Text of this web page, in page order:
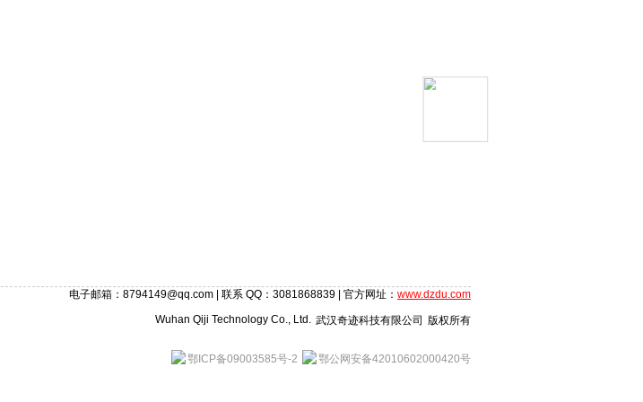
电子邮箱：8794149@qq.com | 联系 QQ：3081868839 | 官方网址： www.dzdu.com
Wuhan Qiji Technology Co., Ltd. 武汉奇迹科技有限公司 版权所有
鄂ICP备09003585号-2 鄂公网安备42010602000420号